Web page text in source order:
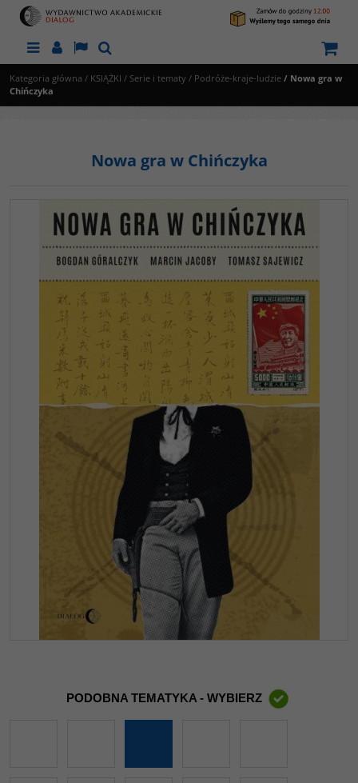
MenuPanelLangSzukaj
Kategoria główna / KSIĄŻKI / Serie i tematy / Podróże-kraje-ludzie / Nowa gra w
Chińczyka
Nowa gra w Chińczyka
PODOBNA TEMATYKA - WYBIERZ